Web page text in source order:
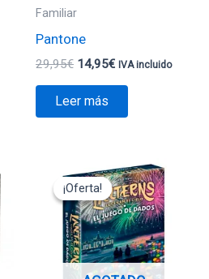
Familiar
Pantone
29,95€ 14,95€ IVA incluido
Leer más
¡Oferta!
¡Oferta!
precio
original
era:
24,95€.
El
precio
actual
es:
22,45€.